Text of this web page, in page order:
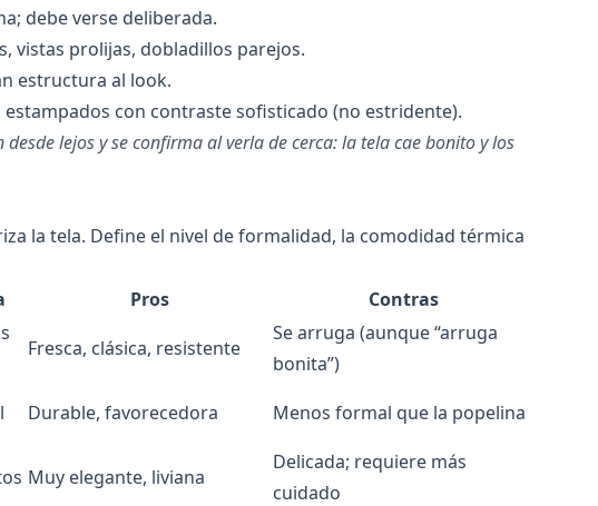
debe verse deliberada.
vistas prolijas, dobladillos parejos.
estructura al look.
con contraste sofisticado (no estridente).
lejos y se confirma al verla de cerca: la tela cae bonito y los
la tela. Define el nivel de formalidad, la comodidad térmica
Pros
Contras
Fresca, clásica, resistente
Se arruga (aunque “arruga
bonita”)
Durable, favorecedora Menos formal que la popelina
Muy elegante, liviana
Delicada; requiere más
cuidado